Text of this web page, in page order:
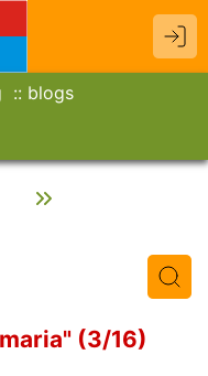
blogs
(3/16)